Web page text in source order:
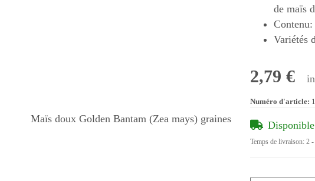
de maïs
Variétés
2,79 €
Numéro d'article:
Temps de livraison: 2 -